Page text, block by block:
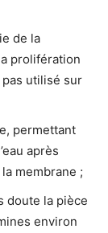
de la
prolifération
pas utilisé sur
permettant
après
membrane ;
doute la pièce
environ